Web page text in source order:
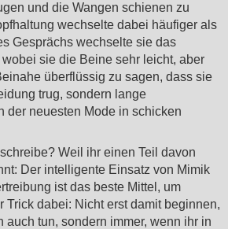
und die Wangen schienen zu
wechselte dabei häufiger als
Gesprächs wechselte sie das
sie die Beine sehr leicht, aber
überflüssig zu sagen, dass sie
trug, sondern lange
der neuesten Mode in schicken
Weil ihr einen Teil davon
Der intelligente Einsatz von Mimik
ist das beste Mittel, um
Trick dabei: Nicht erst damit beginnen,
auch tun, sondern immer, wenn ihr in